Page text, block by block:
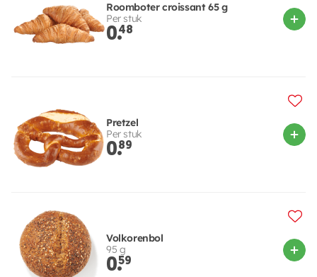
Roomboter croissant 65 g
Per stuk
0.48
Pretzel
Per stuk
0.89
Volkorenbol
95 g
0.59